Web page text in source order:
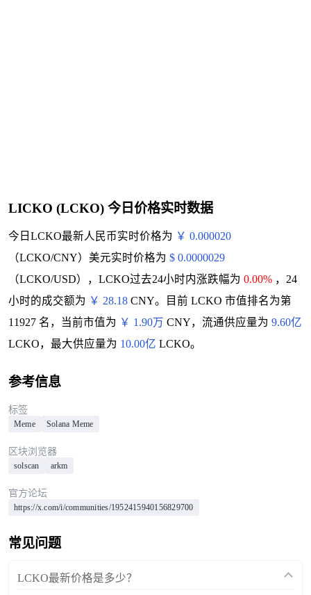
LICKO (LCKO) 今日价格实时数据
今日LCKO最新人民币实时价格为 ￥ 0.000020
（LCKO/CNY）美元实时价格为 $ 0.0000029
（LCKO/USD），LCKO过去24小时内涨跌幅为 0.00% ，24
小时的成交额为 ￥ 28.18CNY。目前 LCKO 市值排名为第
11927 名，当前市值为 ￥ 1.90万 CNY，流通供应量为 9.60亿
LCKO，最大供应量为 10.00亿 LCKO。
参考信息
标签
Meme Solana Meme
区块浏览器
solscan arkm
官方论坛
https://x.com/i/communities/1952415940156829700
常见问题
LCKO最新价格是多少？